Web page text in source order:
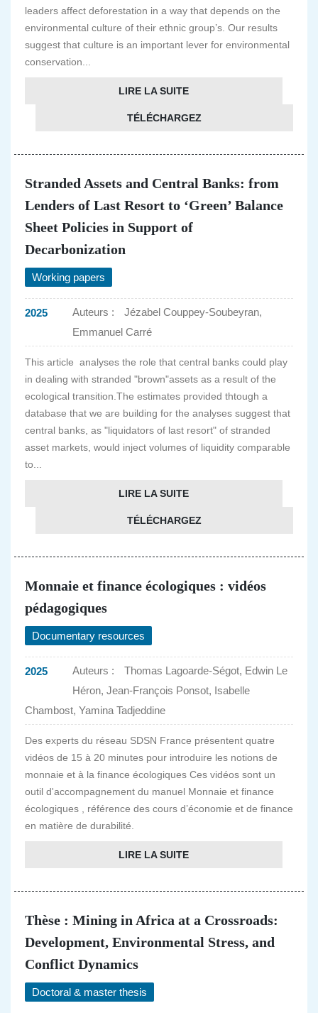
leaders affect deforestation in a way that depends on the
environmental culture of their ethnic group’s. Our results
suggest that culture is an important lever for environmental
conservation...
LIRE LA SUITE
TÉLÉCHARGEZ
Stranded Assets and Central Banks: from
Lenders of Last Resort to ‘Green’ Balance
Sheet Policies in Support of
Decarbonization
Working papers
2025 Auteurs :
Jézabel Couppey-Soubeyran,
Emmanuel Carré
This article analyses the role that central banks could play
in dealing with stranded "brown"assets as a result of the
ecological transition.The estimates provided thtough a
database that we are building for the analyses suggest that
central banks, as "liquidators of last resort" of stranded
asset markets, would inject volumes of liquidity comparable
to...
LIRE LA SUITE
TÉLÉCHARGEZ
Monnaie et finance écologiques : vidéos
pédagogiques
Documentary resources
2025 Auteurs :
Thomas Lagoarde-Ségot, Edwin Le
Héron, Jean-François Ponsot, Isabelle
Chambost, Yamina Tadjeddine
Des experts du réseau SDSN France présentent quatre
vidéos de 15 à 20 minutes pour introduire les notions de
monnaie et à la finance écologiques Ces vidéos sont un
outil d'accompagnement du manuel Monnaie et finance
écologiques , référence des cours d’économie et de finance
en matière de durabilité.
LIRE LA SUITE
Thèse : Mining in Africa at a Crossroads:
Development, Environmental Stress, and
Conflict Dynamics
Doctoral & master thesis